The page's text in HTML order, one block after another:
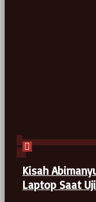
Kisah
Laptop Saat